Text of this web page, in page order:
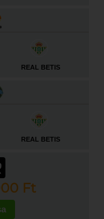
REAL BETIS
REAL BETIS
Ft